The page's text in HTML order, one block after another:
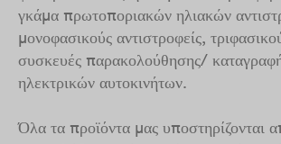
γκάμα πρωτοποριακών ηλιακών
μονοφασικούς αντιστροφείς,
συσκευές παρακολούθησης/
ηλεκτρικών αυτοκινήτων.
Όλα τα προϊόντα μας υποστηρίζονται